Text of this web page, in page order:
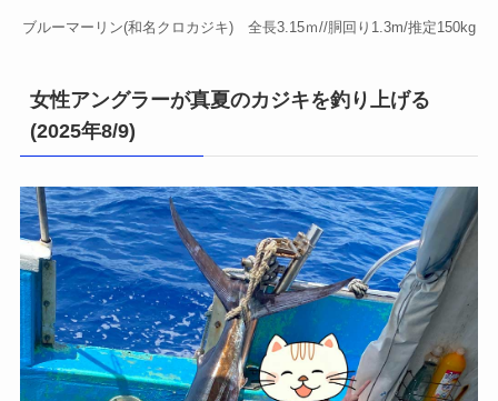
ブルーマーリン(和名クロカジキ) 全長3.15ｍ//胴回り1.3m/推定150kg
女性アングラーが真夏のカジキを釣り上げる
(2025年8/9)